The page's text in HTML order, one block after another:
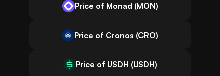
Price of Monad (MON)
Price of Cronos (CRO)
Price of USDH (USDH)